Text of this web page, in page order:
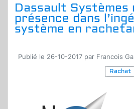
Dassault
présence dans
système en
Publié le 26-10-2017 par Francois
Rachat